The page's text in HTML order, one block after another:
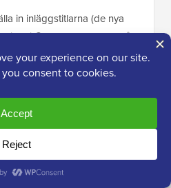
in inläggstitlarna (de nya
2 i Google Dokument så
i din
dokumentöversikt.
jag in innehållet från 7
väljaVerktyg » Ordantal
innehåller nästan 25 000